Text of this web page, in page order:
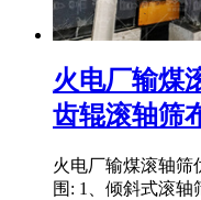
火电厂输煤
齿辊滚轴筛
火电厂输煤滚轴筛
围: 1、倾斜式滚